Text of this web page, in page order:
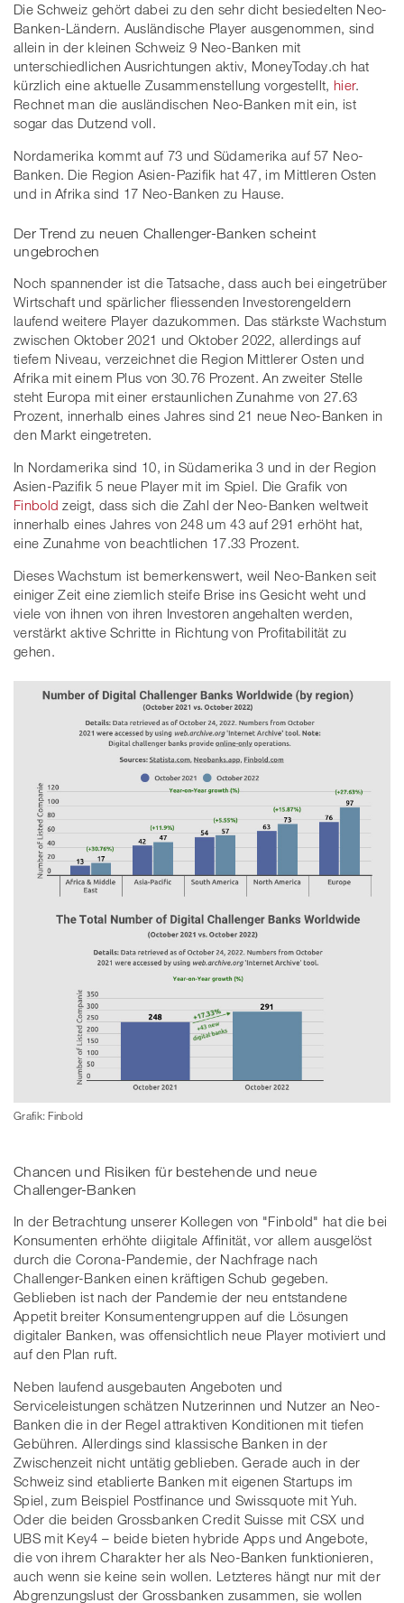
Die Schweiz gehört dabei zu den sehr dicht besiedelten Neo-
Banken-Ländern. Ausländische Player ausgenommen, sind
allein in der kleinen Schweiz 9 Neo-Banken mit
unterschiedlichen Ausrichtungen aktiv, MoneyToday.ch hat
kürzlich eine aktuelle Zusammenstellung vorgestellt, hier.
Rechnet man die ausländischen Neo-Banken mit ein, ist
sogar das Dutzend voll.
Nordamerika kommt auf 73 und Südamerika auf 57 Neo-
Banken. Die Region Asien-Pazifik hat 47, im Mittleren Osten
und in Afrika sind 17 Neo-Banken zu Hause.
Der Trend zu neuen Challenger-Banken scheint
ungebrochen
Noch spannender ist die Tatsache, dass auch bei eingetrüber
Wirtschaft und spärlicher fliessenden Investorengeldern
laufend weitere Player dazukommen. Das stärkste Wachstum
zwischen Oktober 2021 und Oktober 2022, allerdings auf
tiefem Niveau, verzeichnet die Region Mittlerer Osten und
Afrika mit einem Plus von 30.76 Prozent. An zweiter Stelle
steht Europa mit einer erstaunlichen Zunahme von 27.63
Prozent, innerhalb eines Jahres sind 21 neue Neo-Banken in
den Markt eingetreten.
In Nordamerika sind 10, in Südamerika 3 und in der Region
Asien-Pazifik 5 neue Player mit im Spiel. Die Grafik von
Finbold zeigt, dass sich die Zahl der Neo-Banken weltweit
innerhalb eines Jahres von 248 um 43 auf 291 erhöht hat,
eine Zunahme von beachtlichen 17.33 Prozent.
Dieses Wachstum ist bemerkenswert, weil Neo-Banken seit
einiger Zeit eine ziemlich steife Brise ins Gesicht weht und
viele von ihnen von ihren Investoren angehalten werden,
verstärkt aktive Schritte in Richtung von Profitabilität zu
gehen.
Grafik: Finbold
Chancen und Risiken für bestehende und neue
Challenger-Banken
In der Betrachtung unserer Kollegen von "Finbold" hat die bei
Konsumenten erhöhte diigitale Affinität, vor allem ausgelöst
durch die Corona-Pandemie, der Nachfrage nach
Challenger-Banken einen kräftigen Schub gegeben.
Geblieben ist nach der Pandemie der neu entstandene
Appetit breiter Konsumentengruppen auf die Lösungen
digitaler Banken, was offensichtlich neue Player motiviert und
auf den Plan ruft.
Neben laufend ausgebauten Angeboten und
Serviceleistungen schätzen Nutzerinnen und Nutzer an Neo-
Banken die in der Regel attraktiven Konditionen mit tiefen
Gebühren. Allerdings sind klassische Banken in der
Zwischenzeit nicht untätig geblieben. Gerade auch in der
Schweiz sind etablierte Banken mit eigenen Startups im
Spiel, zum Beispiel Postfinance und Swissquote mit Yuh.
Oder die beiden Grossbanken Credit Suisse mit CSX und
UBS mit Key4 – beide bieten hybride Apps und Angebote,
die von ihrem Charakter her als Neo-Banken funktionieren,
auch wenn sie keine sein wollen. Letzteres hängt nur mit der
Abgrenzungslust der Grossbanken zusammen, sie wollen